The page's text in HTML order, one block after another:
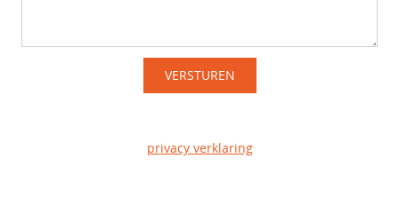
VERSTUREN
privacy verklaring